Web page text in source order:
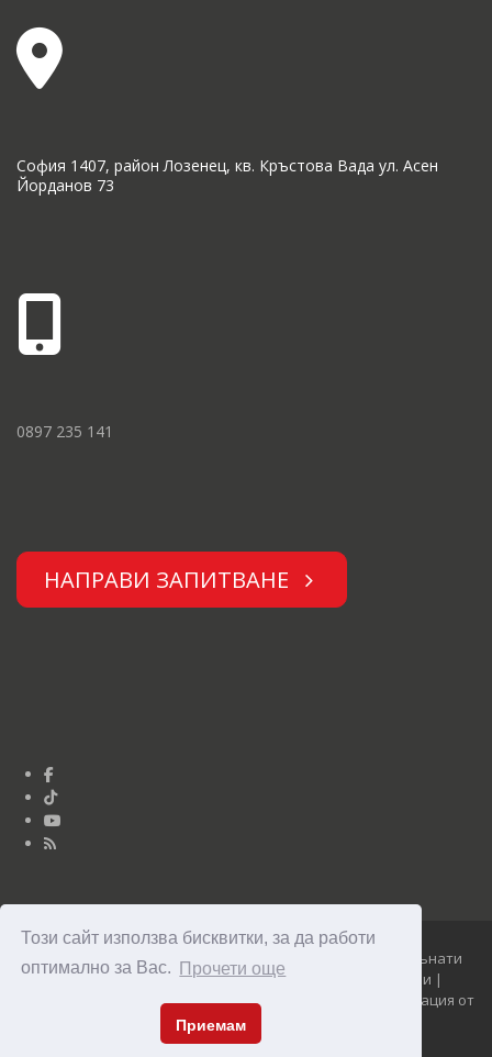
Този сайт използва бисквитки, за да работи
оптимално за Вас.
Прочети още
Приемам
София 1407, район Лозенец, кв. Кръстова Вада ул. Асен
Йорданов 73
0897 235 141
НАПРАВИ ЗАПИТВАНЕ
Юниор Дизайн © Опънати тавани Clipso 2010 - 2026 Опънати
тавани Clipso - уникални, модерни и достъпни тавани |
Изработка на сайт, NetService поддръжка и SEO оптимизация от
Максофт